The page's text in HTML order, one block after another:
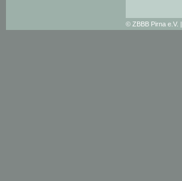
© ZBBB Pirna e.V. |